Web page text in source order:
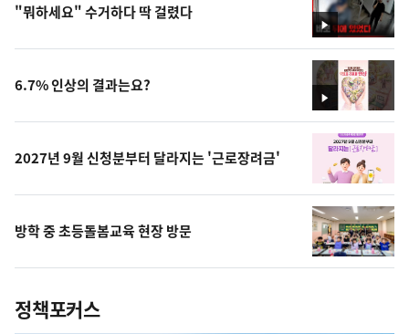
영
상
"뭐하세요" 수거하다 딱 걸렸다
영
상
6.7% 인상의 결과는요?
2027년 9월 신청분부터 달라지는 '근로장려금'
방학 중 초등돌봄교육 현장 방문
정책포커스